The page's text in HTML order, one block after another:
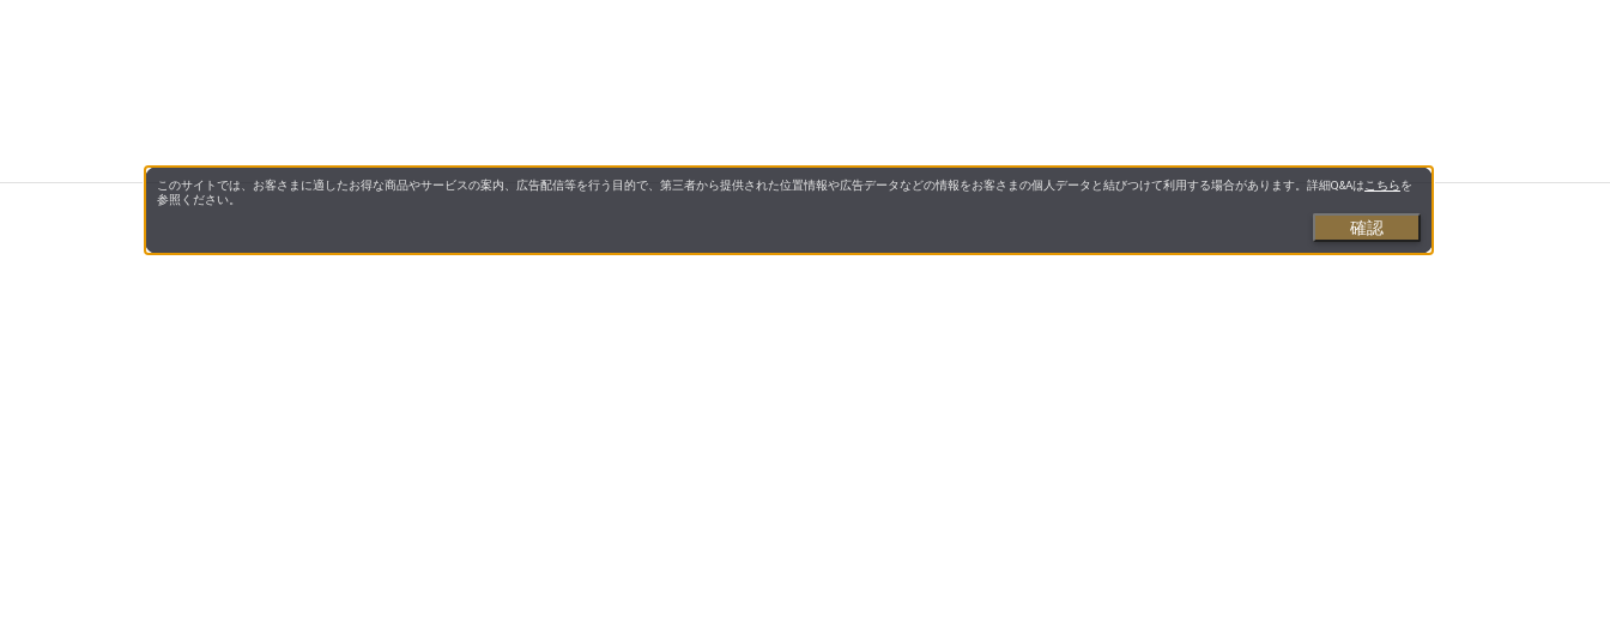
このサイトでは、お客さまに適したお得な商品やサービスの案内、広告配信等を行う目的で、第三者から提供された位置情報や広告データなどの情報をお客さまの個人データと結びつけて利用する場合があります。詳細Q&Aは こちらを
参照ください。
確認